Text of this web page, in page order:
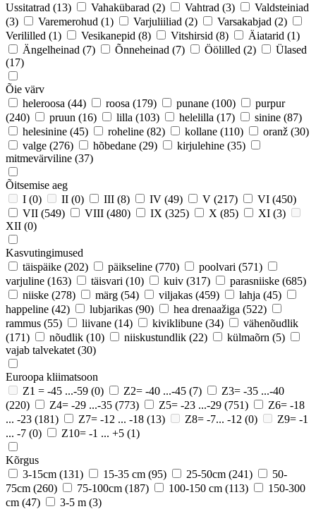
Ussitatrad (13) Vahakübarad (2) Vahtrad (3)
Valdsteiniad
(3)
Varemerohud (1) Varjuliiliad (2) Varsakabjad (2)
Verililled (1) Vesikanepid (8) Vitshirsid (8) Äiatarid (1)
Ängelheinad (7) Õnneheinad (7) Öölilled (2)
Ülased
(17)
Õie värv
heleroosa (44) roosa (179) punane (100)
purpur
(240)
pruun (16) lilla (103) helelilla (17) sinine (87)
helesinine (45) roheline (82) kollane (110) oranž (30)
valge (276) hõbedane (29) kirjulehine (35)
mitmevärviline (37)
Õitsemise aeg
I (0) II (0) III (8) IV (49) V (217) VI (450)
VII (549) VIII (480) IX (325) X (85) XI (3)
XII (0)
Kasvutingimused
täispäike (202) päikseline (770) poolvari (571)
varjuline (163) täisvari (10) kuiv (317) parasniiske (685)
niiske (278) märg (54) viljakas (459) lahja (45)
happeline (42) lubjarikas (90) hea drenaažiga (522)
rammus (55) liivane (14) kiviklibune (34)
vähenõudlik
(171)
nõudlik (10) niiskustundlik (22) külmaõrn (5)
vajab talvekatet (30)
Euroopa kliimatsoon
Z1 = -45 ...-59 (0) Z2= -40 ...-45 (7)
Z3= -35 ...-40
(220)
Z4= -29 ...-35 (773) Z5= -23 ...-29 (751)
Z6= -18
... -23 (181) Z7= -12 ... -18 (13) Z8= -7... -12 (0)
Z9= -1
... -7 (0) Z10= -1 ... +5 (1)
Kõrgus
3-15cm (131) 15-35 cm (95) 25-50cm (241)
50-
75cm (260) 75-100cm (187) 100-150 cm (113)
150-300
cm (47) 3-5 m (3)